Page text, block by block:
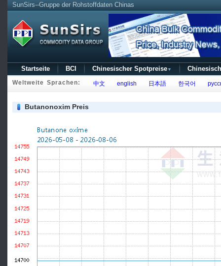
SunSirs--Gruppe der Rohstoffdaten Chinas
Startseite BCI Chinesischer Spotpreise ▼
Weltweite Sprachen: 中文 english 日本語 한국어
Butanonoxim Preis